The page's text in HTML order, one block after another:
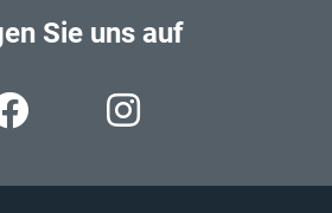
Sie uns auf